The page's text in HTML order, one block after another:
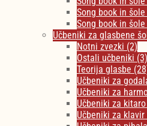
Song book in
Song book in
Učbeniki za glasbene
Notni zvezki (2)
Ostali učbeniki (3)
Teorija glasbe
Učbeniki za
Učbeniki za
Učbeniki za kitaro
Učbeniki za klavir